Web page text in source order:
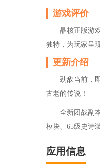
游戏评价
晶核正版游
独特，为玩家呈
更新介绍
劲敌当前，
古老的传说！
全新团战副
模块、65级史诗
应用信息